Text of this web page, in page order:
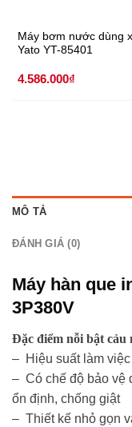
Máy bơm nước dùng
Yato YT-85401
4.586.000₫
MÔ TẢ
ĐÁNH GIÁ (0)
Máy hàn que
3P380V
Đặc điểm nỗi bật
– Hiệu suất làm
– Có chế độ bảo vệ
ổn định, chống giật
– Thiết kế nhỏ gọn